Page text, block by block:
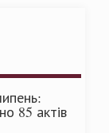
85 актів